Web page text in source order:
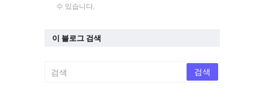
수 있습니다.
이 블로그 검색